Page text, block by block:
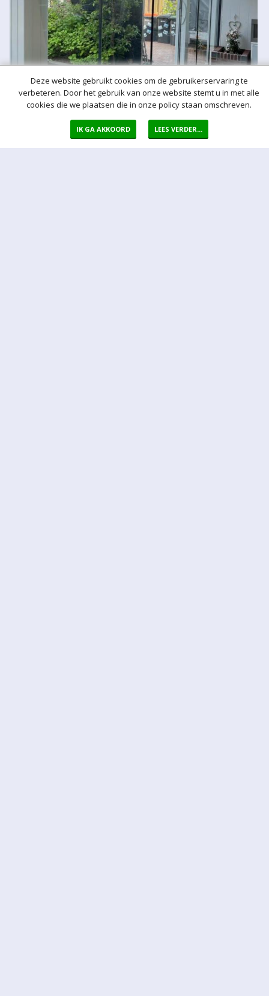
Deze website gebruikt cookies om de gebruikerservaring te
verbeteren. Door het gebruik van onze website stemt u in met alle
cookies die we plaatsen die in onze policy staan omschreven.
IK GA AKKOORD LEES VERDER...